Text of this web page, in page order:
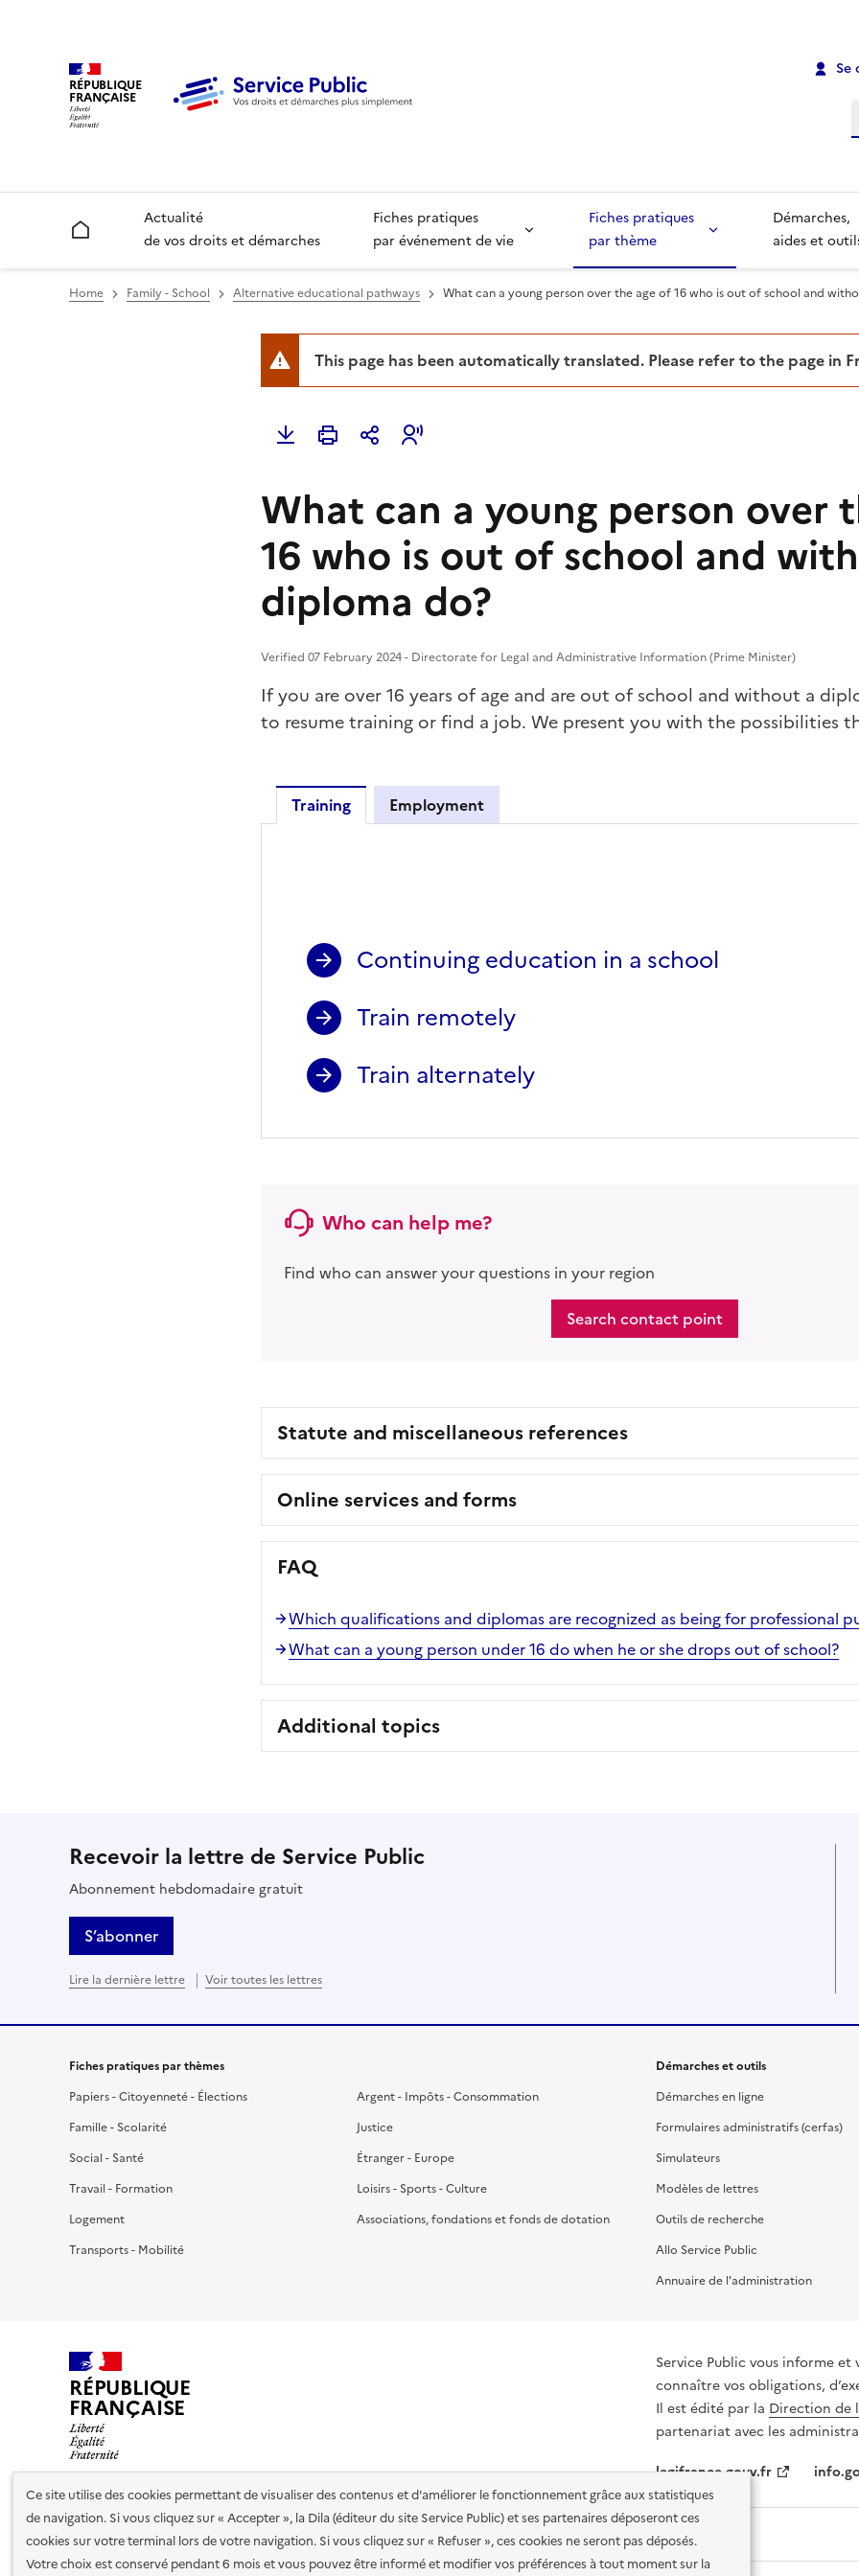
Ce site utilise des cookies permettant de visualiser des contenus et d'améliorer le fonctionnement grâce aux statistiques
de navigation. Si vous cliquez sur « Accepter », la Dila (éditeur du site Service Public) et ses partenaires déposeront ces
cookies sur votre terminal lors de votre navigation. Si vous cliquez sur « Refuser », ces cookies ne seront pas déposés.
Votre choix est conservé pendant 6 mois et vous pouvez être informé et modifier vos préférences à tout moment sur la
RÉPUBLIQUE
FRANÇAISE
Se
Accueil
Actualité
de vos droits et démarches
Fiches pratiques
par événement de vie
Fiches pratiques
par thème
Démarches,
aides et
Home Family - School Alternative educational pathways What can a young person over the age of 16 who is out of school and
This page has been automatically translated. Please refer to the page in
What can a young person over
16 who is out of school and
diploma do?
Verified 07 February 2024 - Directorate for Legal and Administrative Information (Prime Minister)
If you are over 16 years of age and are out of school and without a
to resume training or find a job. We present you with the possibilities
Training Employment
Continuing education in a school
Train remotely
Train alternately
Who can help me?
Find who can answer your questions in your region
Search contact point
Statute and miscellaneous references
Online services and forms
FAQ
Which qualifications and diplomas are recognized as being for professional
What can a young person under 16 do when he or she drops out of school?
Additional topics
Recevoir la lettre de Service Public
Abonnement hebdomadaire gratuit
S’abonner
Lire la dernière lettre Voir toutes les lettres
Fiches pratiques par thèmes
Papiers - Citoyenneté - Élections
Famille - Scolarité
Social - Santé
Travail - Formation
Logement
Transports - Mobilité
Argent - Impôts - Consommation
Justice
Étranger - Europe
Loisirs - Sports - Culture
Associations, fondations et fonds de dotation
Démarches et outils
Démarches en ligne
Formulaires administratifs (cerfas)
Simulateurs
Modèles de lettres
Outils de recherche
Allo Service Public
Annuaire de l'administration
RÉPUBLIQUE
FRANÇAISE
Service Public vous informe
connaître vos obligations,
Il est édité par la Direction de
partenariat avec les
legifrance.gouv.fr
Nos partenaires